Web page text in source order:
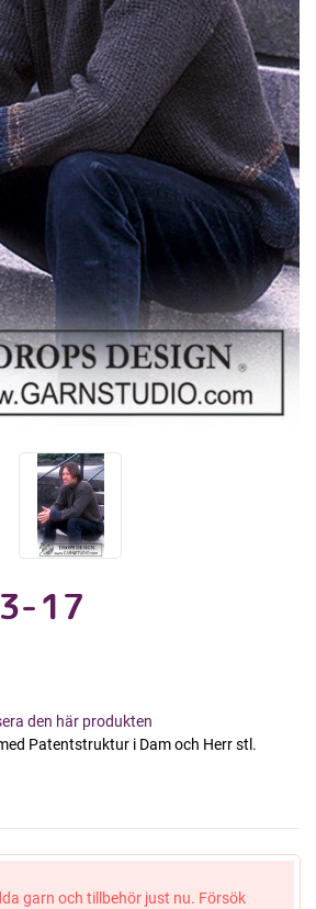
17
den här produkten
Patentstruktur i Dam och Herr stl.
garn och tillbehör just nu. Försök